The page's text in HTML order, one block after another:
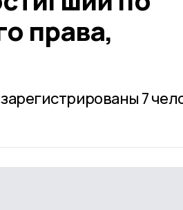
права,
7